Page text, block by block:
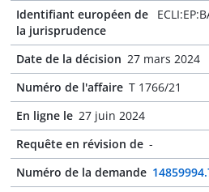
Identifiant européen de
la jurisprudence
Date de la décision 27 mars 2024
Numéro de l'affaire T 1766/21
En ligne le 27 juin 2024
Requête en révision de -
Numéro de la demande